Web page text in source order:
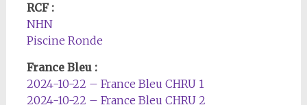
RCF :
NHN
Piscine Ronde
France Bleu :
2024-10-22 – France Bleu CHRU 1
2024-10-22 – France Bleu CHRU 2